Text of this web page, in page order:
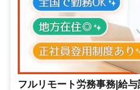
フルリモート労務事務|給